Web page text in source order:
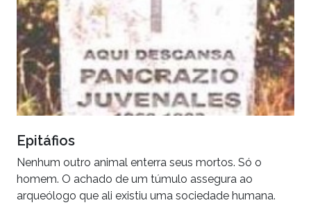
Epitáfios
Nenhum outro animal enterra seus mortos. Só o
homem. O achado de um túmulo assegura ao
arqueólogo que ali existiu uma sociedade humana.